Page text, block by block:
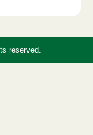
reserved.